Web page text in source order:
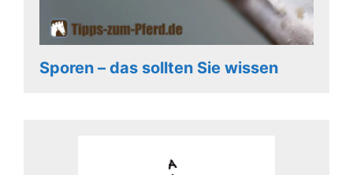
Sporen – das sollten Sie wissen